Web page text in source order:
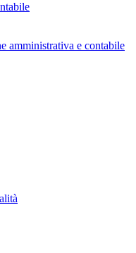
amministrativa e contabile